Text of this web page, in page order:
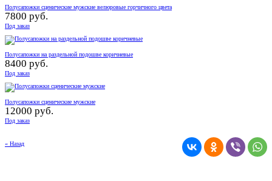
Полусапожки сценические мужские велюровые горчичного цвета
7800 руб.
Под заказ
Полусапожки на раздельной подошве коричневые
8400 руб.
Под заказ
Полусапожки сценические мужские
12000 руб.
Под заказ
« Назад